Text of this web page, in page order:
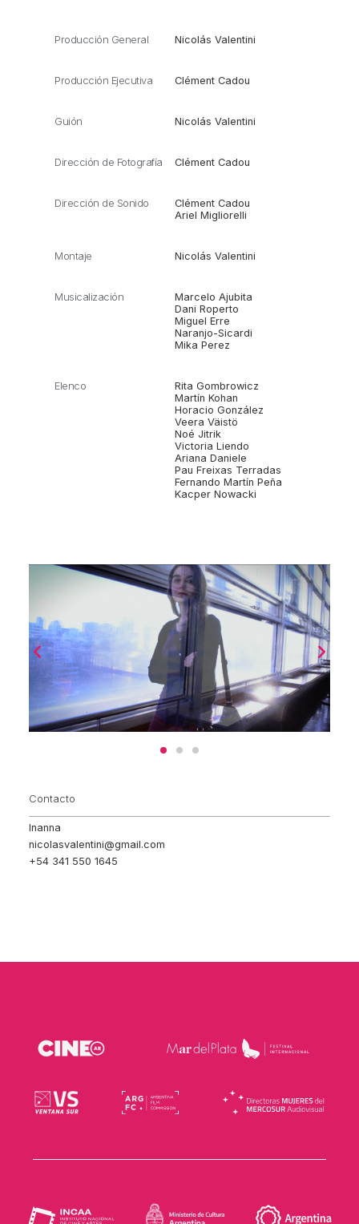
Producción General Nicolás Valentini
Producción Ejecutiva Clément Cadou
Guión Nicolás Valentini
Dirección de Fotografía Clément Cadou
Dirección de Sonido
Clément Cadou
Ariel Migliorelli
Montaje Nicolás Valentini
Musicalización
Marcelo Ajubita
Dani Roperto
Miguel Erre
Naranjo-Sicardi
Mika Perez
Elenco
Rita Gombrowicz
Martín Kohan
Horacio González
Veera Väistö
Noé Jitrik
Victoria Liendo
Ariana Daniele
Pau Freixas Terradas
Fernando Martín Peña
Kacper Nowacki
Contacto
Inanna
nicolasvalentini@gmail.com
+54 341 550 1645